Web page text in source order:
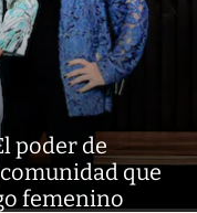
poder de
que
femenino